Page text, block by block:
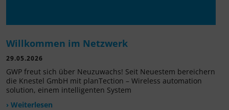
Willkommen im Netzwerk
29.05.2026
GWP freut sich über Neuzuwachs! Seit Neuestem bereichern
die Knestel GmbH mit planTection – Wireless automation
solution, einem intelligenten System
› Weiterlesen